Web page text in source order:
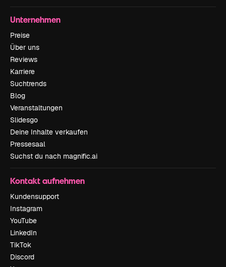
Unternehmen
Preise
Über uns
Reviews
Karriere
Suchtrends
Blog
Veranstaltungen
Slidesgo
Deine Inhalte verkaufen
Pressesaal
Suchst du nach magnific.ai
Kontakt aufnehmen
Kundensupport
Instagram
YouTube
LinkedIn
TikTok
Discord